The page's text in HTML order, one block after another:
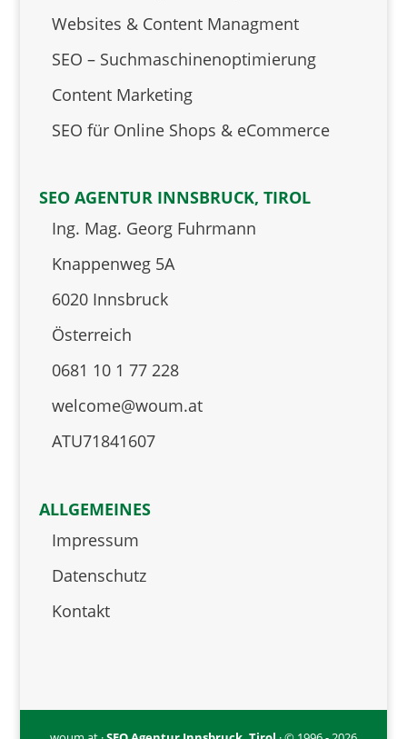
Websites & Content Managment
SEO – Suchmaschinenoptimierung
Content Marketing
SEO für Online Shops & eCommerce
SEO AGENTUR INNSBRUCK, TIROL
Ing. Mag. Georg Fuhrmann
Knappenweg 5A
6020 Innsbruck
Österreich
0681 10 1 77 228
welcome@woum.at
ATU71841607
ALLGEMEINES
Impressum
Datenschutz
Kontakt